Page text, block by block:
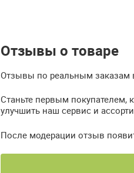
Отзывы о товаре
Отзывы по реальным заказам
Станьте первым
улучшить наш сервис и
После модерации отзыв